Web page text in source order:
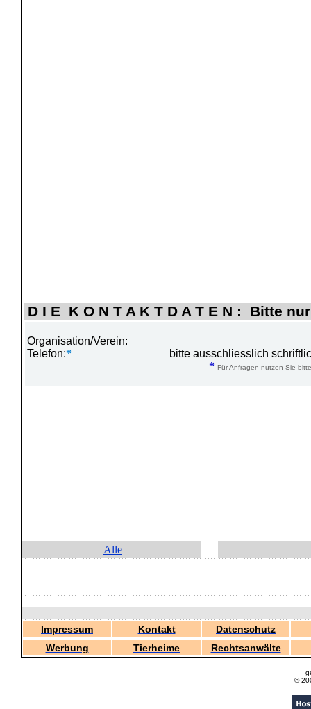
D I E K O N T A K T D A T E N : Bitte
Organisation/Verein:
Telefon:*
bitte ausschliesslich
* Für Anfragen nutzen Sie
Alle
Impressum Kontakt
Datenschutz
Werbung
Tierheime Rechtsanwälte
©